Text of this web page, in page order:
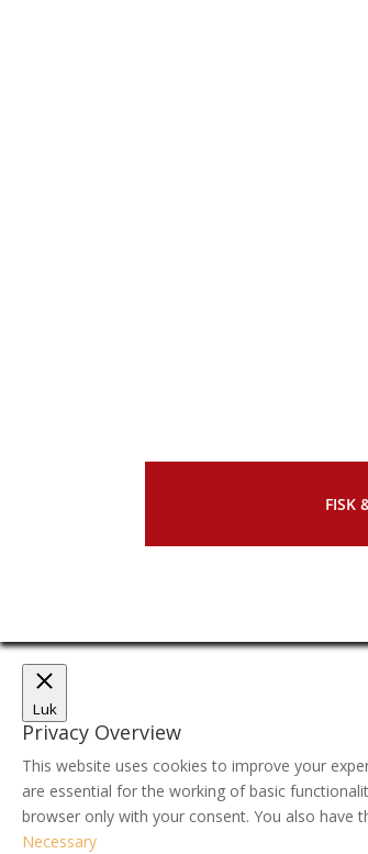
FISK
Luk
Privacy Overview
This website uses cookies to improve your
are essential for the working of basic
browser only with your consent. You also
Necessary